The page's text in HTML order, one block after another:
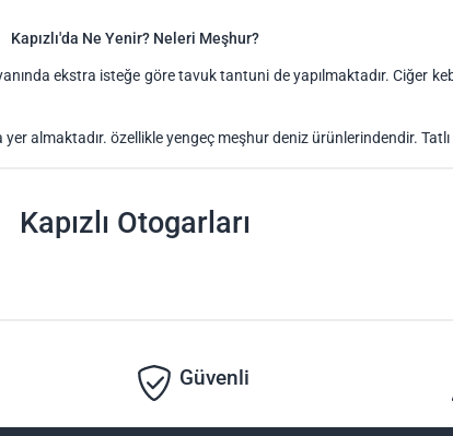
Kapızlı'da Ne Yenir? Neleri Meşhur?
ekstra isteğe göre tavuk tantuni de yapılmaktadır. Ciğer
almaktadır. özellikle yengeç meşhur deniz ürünlerindendir.
Kapızlı Otogarları
Güvenli